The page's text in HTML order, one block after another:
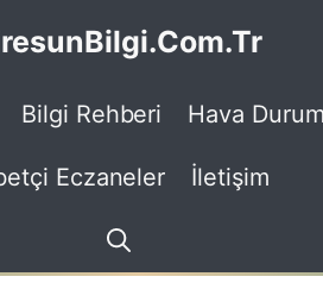
Bilgi Rehberi Hava
Eczaneler İletişim